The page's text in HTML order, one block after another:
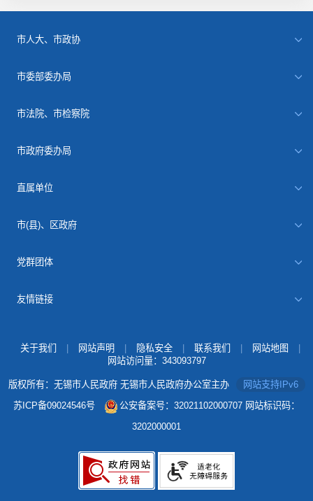
市人大、市政协
市委部委办局
市法院、市检察院
市政府委办局
直属单位
市(县)、区政府
党群团体
友情链接
关于我们 网站声明 隐私安全 联系我们 网站地图
网站访问量： 343093797
版权所有：无锡市人民政府 无锡市人民政府办公室主办
网站支持IPv6
苏ICP备09024546号
公安备案号：32021102000707 网站标识码：
3202000001